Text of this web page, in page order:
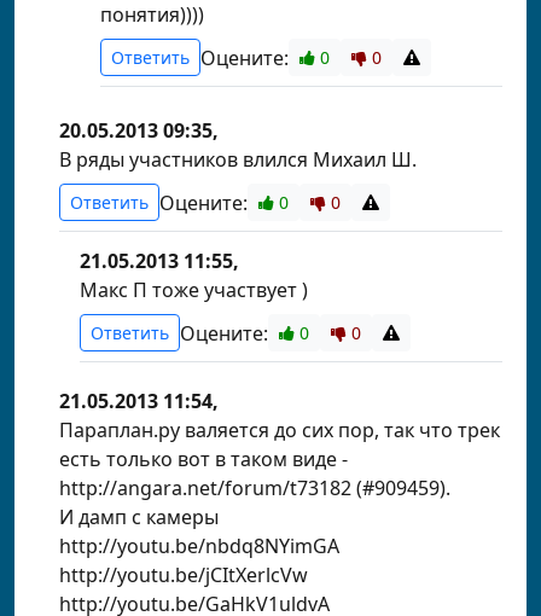
понятия))))
Ответить Оцените: 0 0
20.05.2013 09:35,
В ряды участников влился Михаил Ш.
Ответить Оцените: 0 0
21.05.2013 11:55,
Макс П тоже участвует )
Ответить Оцените: 0 0
21.05.2013 11:54,
Параплан.ру валяется до сих пор, так что трек
есть только вот в таком виде -
http://angara.net/forum/t73182 (#909459).
И дамп с камеры
http://youtu.be/nbdq8NYimGA
http://youtu.be/jCItXerlcVw
http://youtu.be/GaHkV1uldvA